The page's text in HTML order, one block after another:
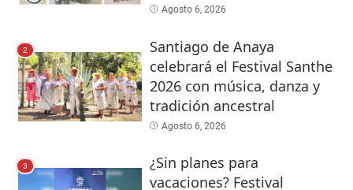
Agosto 6, 2026
2
Santiago de Anaya
celebrará el Festival Santhe
2026 con música, danza y
tradición ancestral
Agosto 6, 2026
3
¿Sin planes para
vacaciones? Festival